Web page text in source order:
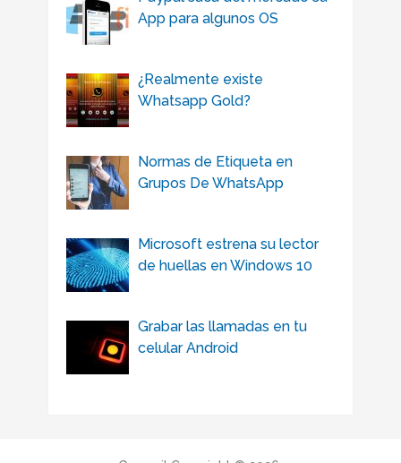
App para algunos OS
¿Realmente existe
Whatsapp Gold?
Normas de Etiqueta en
Grupos De WhatsApp
Microsoft estrena su lector
de huellas en Windows 10
Grabar las llamadas en tu
celular Android